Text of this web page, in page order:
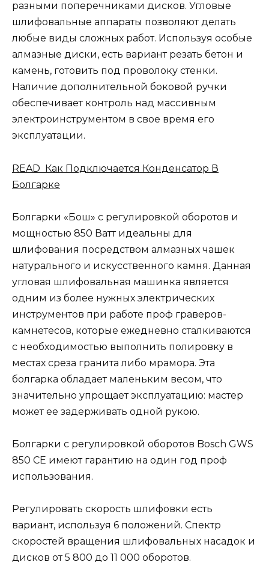
разными поперечниками дисков. Угловые
шлифовальные аппараты позволяют делать
любые виды сложных работ. Используя особые
алмазные диски, есть вариант резать бетон и
камень, готовить под проволоку стенки.
Наличие дополнительной боковой ручки
обеспечивает контроль над массивным
электроинструментом в свое время его
эксплуатации.
READ Как Подключается Конденсатор В
Болгарке
Болгарки «Бош» с регулировкой оборотов и
мощностью 850 Ватт идеальны для
шлифования посредством алмазных чашек
натурального и искусственного камня. Данная
угловая шлифовальная машинка является
одним из более нужных электрических
инструментов при работе проф граверов-
камнетесов, которые ежедневно сталкиваются
с необходимостью выполнить полировку в
местах среза гранита либо мрамора. Эта
болгарка обладает маленьким весом, что
значительно упрощает эксплуатацию: мастер
может ее задерживать одной рукою.
Болгарки с регулировкой оборотов Bosch GWS
850 CE имеют гарантию на один год проф
использования.
Регулировать скорость шлифовки есть
вариант, используя 6 положений. Спектр
скоростей вращения шлифовальных насадок и
дисков от 5 800 до 11 000 оборотов.